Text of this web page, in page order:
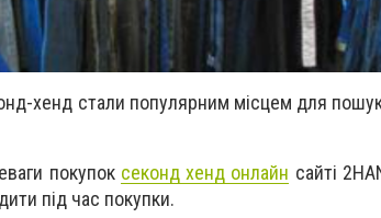
хенд стали популярним місцем для
покупок секонд хенд онлайн сайті
під час покупки.